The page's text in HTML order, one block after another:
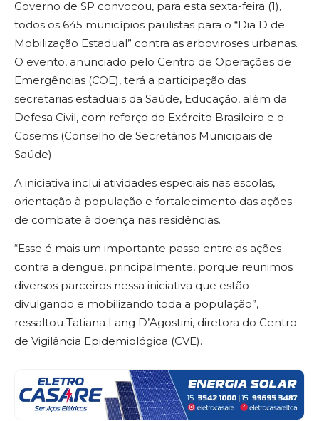
Governo de SP convocou, para esta sexta-feira (1),
todos os 645 municípios paulistas para o “Dia D de
Mobilização Estadual” contra as arboviroses urbanas.
O evento, anunciado pelo Centro de Operações de
Emergências (COE), terá a participação das
secretarias estaduais da Saúde, Educação, além da
Defesa Civil, com reforço do Exército Brasileiro e o
Cosems (Conselho de Secretários Municipais de
Saúde).
A iniciativa inclui atividades especiais nas escolas,
orientação à população e fortalecimento das ações
de combate à doença nas residências.
“Esse é mais um importante passo entre as ações
contra a dengue, principalmente, porque reunimos
diversos parceiros nessa iniciativa que estão
divulgando e mobilizando toda a população”,
ressaltou Tatiana Lang D’Agostini, diretora do Centro
de Vigilância Epidemiológica (CVE).